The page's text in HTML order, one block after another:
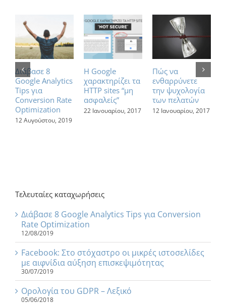
Διάβασε 8
Google Analytics
Tips για
Conversion Rate
Optimization
12 Αυγούστου, 2019
Η Google
χαρακτηρίζει τα
HTTP sites “μη
ασφαλείς”
22 Ιανουαρίου, 2017
Πώς να
ενθαρρύνετε
την ψυχολογία
των πελατών
12 Ιανουαρίου, 2017
Τελευταίες καταχωρήσεις
Διάβασε 8 Google Analytics Tips για Conversion
Rate Optimization
12/08/2019
Facebook: Στο στόχαστρο οι μικρές ιστοσελίδες
με αιφνίδια αύξηση επισκεψιμότητας
30/07/2019
Ορολογία του GDPR – Λεξικό
05/06/2018